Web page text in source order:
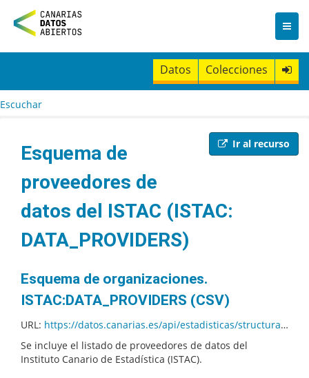
n
t
Datos Colecciones
Escuchar
Ir al recurso
Esquema de
proveedores de
datos del ISTAC (ISTAC:
DATA_PROVIDERS)
Esquema de organizaciones.
ISTAC:DATA_PROVIDERS (CSV)
URL: https://datos.canarias.es/api/estadisticas/structural-resources/v1.0/organisationschemes/ISTAC/DATA_PROVIDERS/01.000/organisations.csv
Se incluye el listado de proveedores de datos del
Instituto Canario de Estadística (ISTAC).